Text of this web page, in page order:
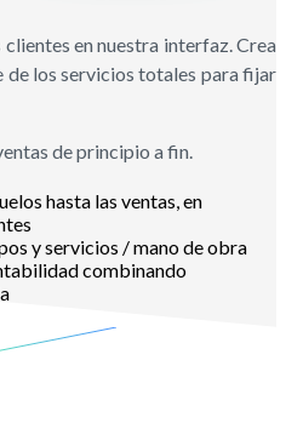
en nuestra interfaz. Crea
de los servicios totales para fijar
de principio a fin.
hasta las ventas, en
y servicios / mano de obra
combinando